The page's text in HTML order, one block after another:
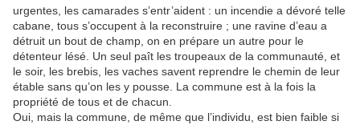
urgentes, les camarades s’entr’aident : un incendie a dévoré telle
cabane, tous s’occupent à la reconstruire ; une ravine d’eau a
détruit un bout de champ, on en prépare un autre pour le
détenteur lésé. Un seul paît les troupeaux de la communauté, et
le soir, les brebis, les vaches savent reprendre le chemin de leur
étable sans qu’on les y pousse. La commune est à la fois la
propriété de tous et de chacun.
Oui, mais la commune, de même que l’individu, est bien faible si